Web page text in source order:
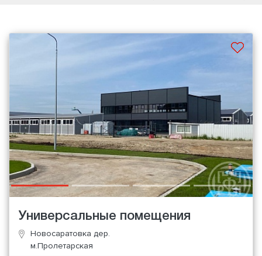
Универсальные помещения
Новосаратовка дер.
м.Пролетарская